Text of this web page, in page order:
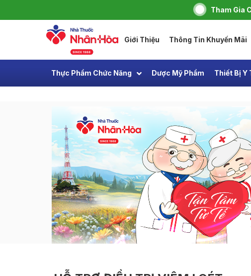
Tham Gia
Giới Thiệu Thông Tin Khuyến Mãi
Thực Phẩm Chức Năng Dược Mỹ Phẩm Thiết Bị Y